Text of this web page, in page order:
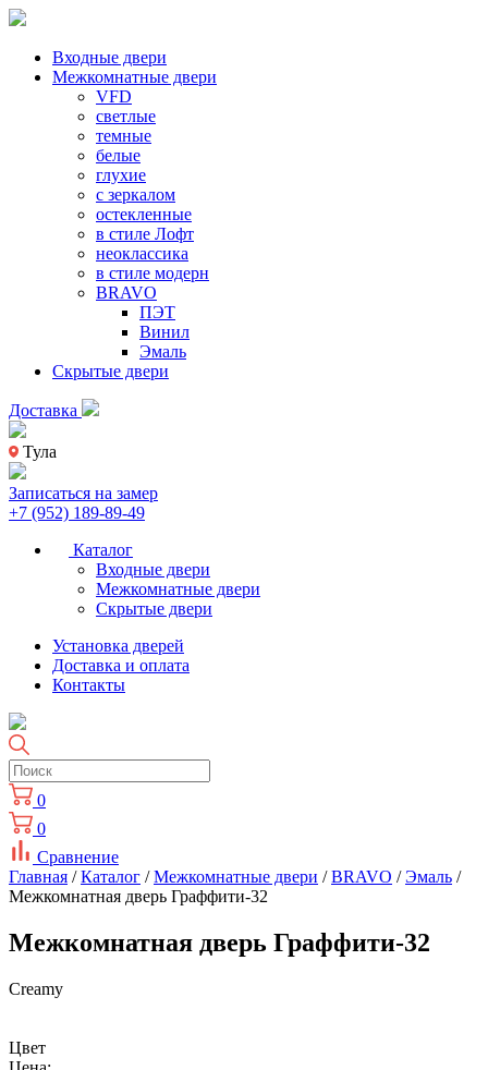
Входные двери
Межкомнатные двери
VFD
светлые
темные
белые
глухие
с зеркалом
остекленные
в стиле Лофт
неоклассика
в стиле модерн
BRAVO
ПЭТ
Винил
Эмаль
Скрытые двери
Доставка
Тула
Записаться на замер
+7 (952) 189-89-49
Каталог
Входные двери
Межкомнатные двери
Скрытые двери
Установка дверей
Доставка и оплата
Контакты
0
0
Сравнение
Главная /Каталог /Межкомнатные двери /BRAVO /Эмаль /
Межкомнатная дверь Граффити-32
Межкомнатная дверь Граффити-32
Creamy
Цвет